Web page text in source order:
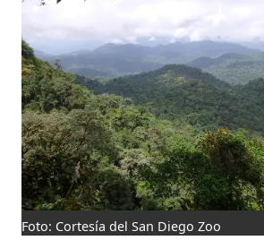
Foto: Cortesía del San Diego Zoo